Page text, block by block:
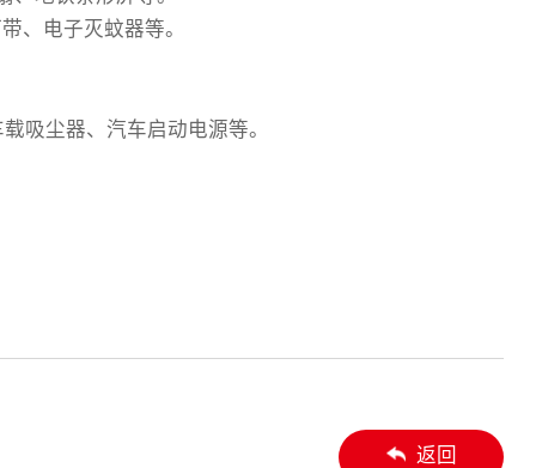
、电子灭蚊器等。
吸尘器、汽车启动电源等。
返回